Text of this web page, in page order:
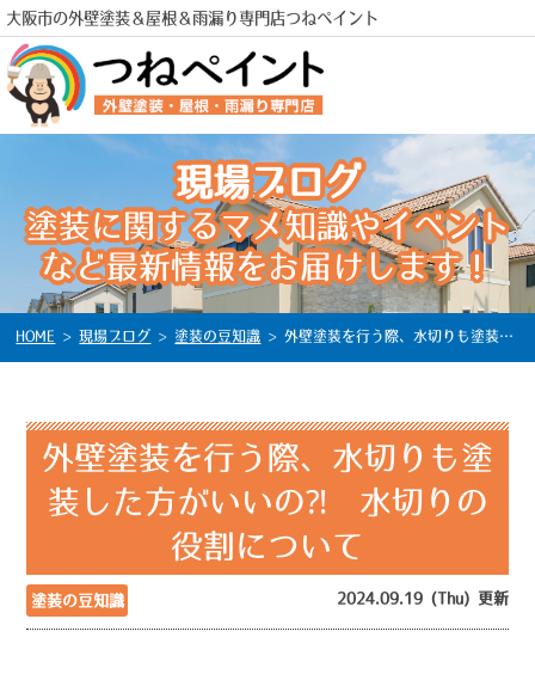
大阪市の外壁塗装＆屋根＆雨漏り専門店つねペイント
電話
現場ブログ
塗装に関するマメ知識やイベント
など最新情報をお届けします！
HOME >現場ブログ > 塗装の豆知識 >外壁塗装を行う際、水切りも塗装した方がいいの⁈ 水切りの役割について
外壁塗装を行う際、水切りも塗
装した方がいいの⁈ 水切りの
役割について
塗装の豆知識 2024.09.19 (Thu) 更新